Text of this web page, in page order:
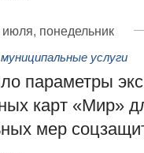
понедельник
услуги
параметры
карт «Мир»
мер